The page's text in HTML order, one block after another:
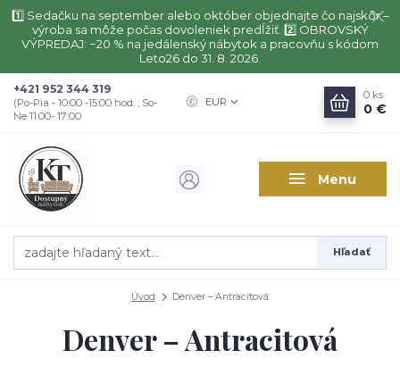
1️⃣ Sedačku na september alebo október objednajte čo najskôr –
výroba sa môže počas dovoleniek predĺžiť. 2️⃣ OBROVSKÝ
VÝPREDAJ: −20 % na jedálenský nábytok a pracovňu s kódom
Leto26 do 31. 8. 2026.
Menu
EUR
Hľadať
+421 952 344 319
(Po-Pia - 10:00 -15:00 hod. , So-
Ne 11:00- 17:00
0 ks
0 €
Úvod Denver – Antracitová
Denver – Antracitová